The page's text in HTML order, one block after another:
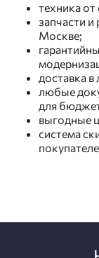
техника
запчасти
Москве;
доставка
любые
для
выгодные
система